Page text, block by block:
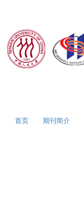
首页 期刊简介